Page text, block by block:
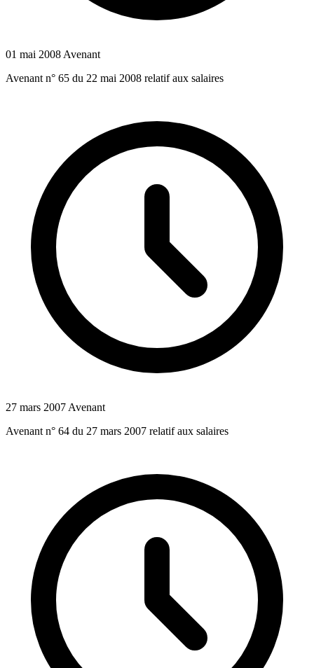
01 mai 2008 Avenant
Avenant n° 65 du 22 mai 2008 relatif aux salaires
27 mars 2007 Avenant
Avenant n° 64 du 27 mars 2007 relatif aux salaires